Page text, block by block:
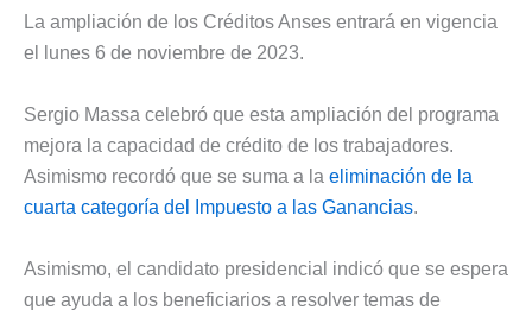
La ampliación de los Créditos Anses entrará en vigencia
el lunes 6 de noviembre de 2023.
Sergio Massa celebró que esta ampliación del programa
mejora la capacidad de crédito de los trabajadores.
Asimismo recordó que se suma a la eliminación de la
cuarta categoría del Impuesto a las Ganancias.
Asimismo, el candidato presidencial indicó que se espera
que ayuda a los beneficiarios a resolver temas de